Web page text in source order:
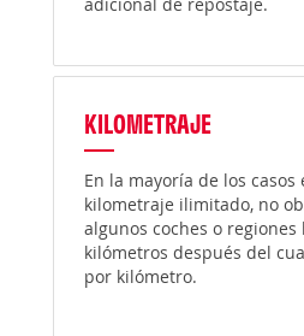
KILOMETRAJE
En la mayoría de los
kilometraje ilimitado, no
algunos coches o
kilómetros después del
por kilómetro.